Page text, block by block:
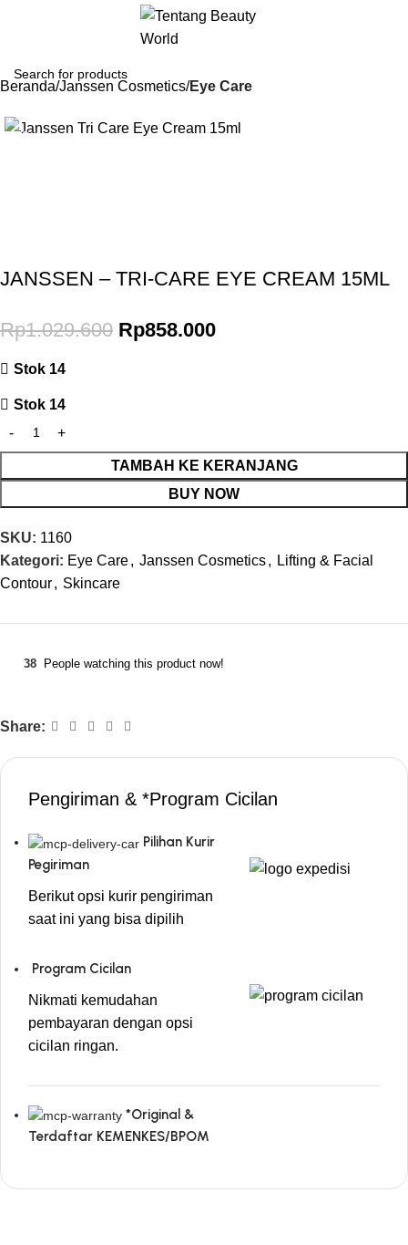
Beranda Janssen Cosmetics Eye Care
-17%
JANSSEN – TRI-CARE EYE CREAM 15ML
Rp1.029.600 Rp858.000
Stok 14
Stok 14
TAMBAH KE KERANJANG
BUY NOW
SKU: 1160
Kategori: Eye Care, Janssen Cosmetics, Lifting & Facial
Contour, Skincare
38 People watching this product now!
Share:
Pengiriman & *Program Cicilan
Pilihan Kurir
Pegiriman
Berikut opsi kurir pengiriman
saat ini yang bisa dipilih
Program Cicilan
Nikmati kemudahan
pembayaran dengan opsi
cicilan ringan.
*Original &
Terdaftar KEMENKES/BPOM